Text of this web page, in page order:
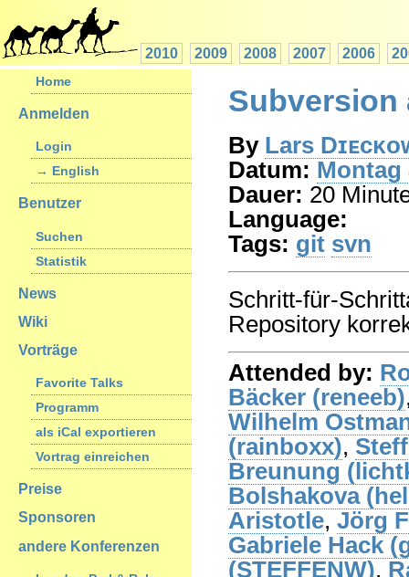
2010 2009 2008 2007 2006
Home
Anmelden
Login
→ English
Benutzer
Suchen
Statistik
News
Wiki
Vorträge
Favorite Talks
Programm
als iCal exportieren
Vortrag einreichen
Preise
Sponsoren
andere Konferenzen
Subversion
By Lars
Datum: Montag
Dauer: 20
Language:
Tags: git svn
Schritt-für-
Repository
Attended by:
Bäcker (‎reneeb‎)
Wilhelm
(‎rainboxx‎),
Breunung
Bolshakova
Aristotle, Jörg
Gabriele Hack
(‎STEFFENW‎),